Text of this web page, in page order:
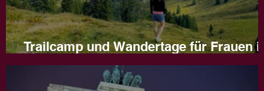
Trailcamp und Wandertage für Frauen
Naturns